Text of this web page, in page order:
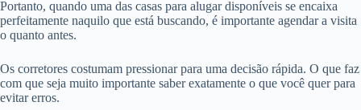
Portanto, quando uma das casas para alugar disponíveis se encaixa
perfeitamente naquilo que está buscando, é importante agendar a visita
o quanto antes.
Os corretores costumam pressionar para uma decisão rápida. O que faz
com que seja muito importante saber exatamente o que você quer para
evitar erros.